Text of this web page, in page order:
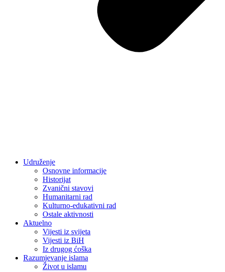
Udruženje
Osnovne informacije
Historijat
Zvanični stavovi
Humanitarni rad
Kulturno-edukativni rad
Ostale aktivnosti
Aktuelno
Vijesti iz svijeta
Vijesti iz BiH
Iz drugog ćoška
Razumjevanje islama
Život u islamu